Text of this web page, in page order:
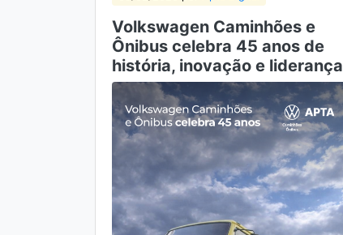
Volkswagen Caminhões e
Ônibus celebra 45 anos de
história, inovação e liderança